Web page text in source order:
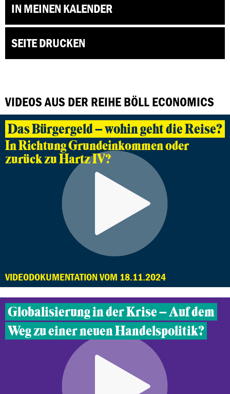
IN MEINEN KALENDER
SEITE DRUCKEN
VIDEOS AUS DER REIHE BÖLL ECONOMICS
Das Bürgergeld – wohin geht die Reise?
In Richtung Grundeinkommen oder
zurück zu Hartz IV?
VIDEODOKUMENTATION VOM 18.11.2024
Globalisierung in der Krise – Auf dem
Weg zu einer neuen Handelspolitik?